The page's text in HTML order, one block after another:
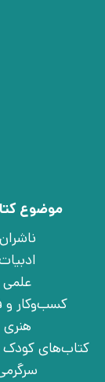
موضوع
ناشران
علمی
کسب‌وکار و
هنری
کتاب‌های کودک